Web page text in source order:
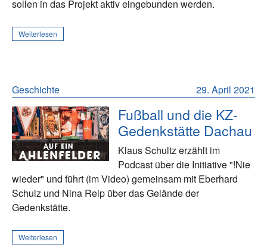
sollen in das Projekt aktiv eingebunden werden.
Weiterlesen
29. April 2021
Geschichte
Fußball und die KZ-
Gedenkstätte Dachau
Klaus Schultz erzählt im
Podcast über die Initiative "!Nie
wieder" und führt (im Video) gemeinsam mit Eberhard
Schulz und Nina Reip über das Gelände der
Gedenkstätte.
Weiterlesen